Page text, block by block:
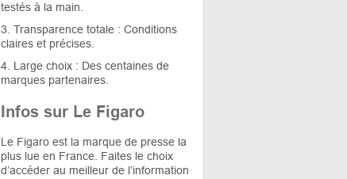
testés à la main.
3. Transparence totale : Conditions
claires et précises.
4. Large choix : Des centaines de
marques partenaires.
Infos sur Le Figaro
Le Figaro est la marque de presse la
plus lue en France. Faites le choix
d’accéder au meilleur de l’information